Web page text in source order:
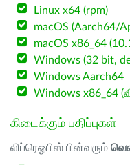
Linux x64 (rpm)
macOS (Aarch64/
macOS x86_64
Windows (32 bit,
Windows Aarch64
Windows x86_64
கிடைக்கும் பதிப்புகள்
லிப்ரெஓபிஸ் பின்வரும்